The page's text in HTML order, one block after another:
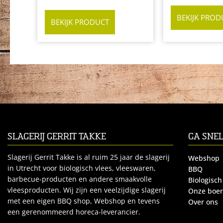
BEKIJK PRODUCT BEKIJK
SLAGERIJ GERRIT TAKKE
Slagerij Gerrit Takke is al ruim 25 jaar de slagerij
in Utrecht voor biologisch vlees, vleeswaren,
barbecue-producten en andere smaakvolle
vleesproducten. Wij zijn een veelzijdige slagerij
met een eigen BBQ shop, Webshop en tevens
een gerenommeerd horeca-leverancier.
GA
Webshop
BBQ
Onze
Over ons